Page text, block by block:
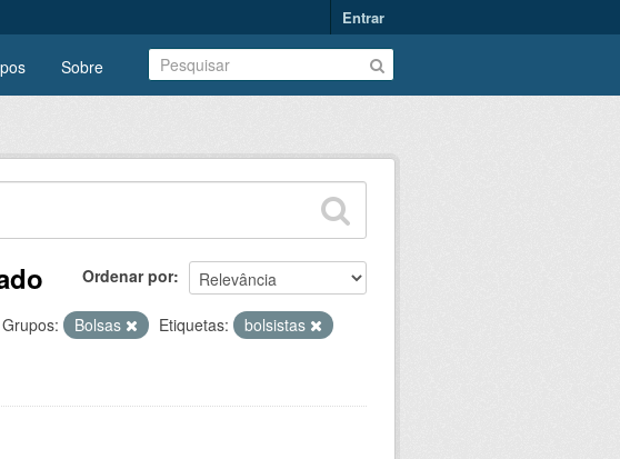
Entrar
Sobre
Ordenar por
Grupos: Bolsas Etiquetas:
bolsistas